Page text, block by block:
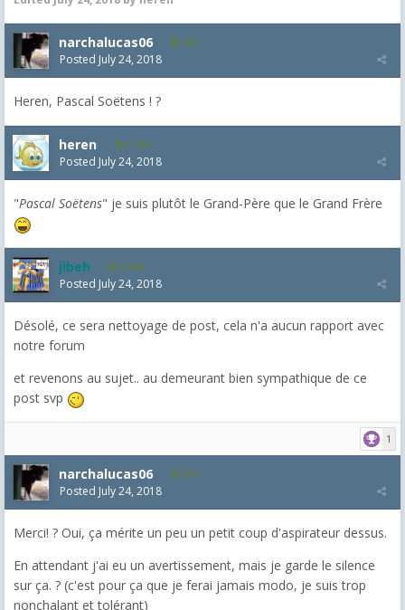
narchalucas06 287
Posted July 24, 2018
Heren, Pascal Soëtens ! ?
heren 1,724
Posted July 24, 2018
"Pascal Soëtens" je suis plutôt le Grand-Père que le Grand Frère
jibeh 5,469
Posted July 24, 2018
Désolé, ce sera nettoyage de post, cela n'a aucun rapport avec
notre forum
et revenons au sujet.. au demeurant bien sympathique de ce
post svp
1
narchalucas06 287
Posted July 24, 2018
Merci! ? Oui, ça mérite un peu un petit coup d'aspirateur dessus.
En attendant j'ai eu un avertissement, mais je garde le silence
sur ça. ? (c'est pour ça que je ferai jamais modo, je suis trop
nonchalant et tolérant)